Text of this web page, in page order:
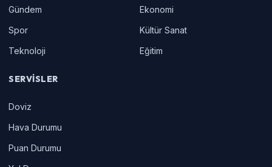
Gündem
Ekonomi
Spor
Kültür Sanat
Teknoloji
Eğitim
SERVISLER
Doviz
Hava Durumu
Puan Durumu